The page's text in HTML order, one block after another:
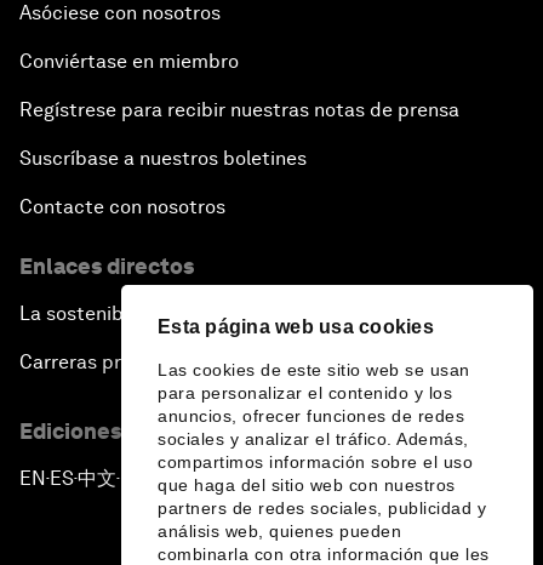
Esta página web usa cookies
Las cookies de este sitio web se usan
para personalizar el contenido y los
anuncios, ofrecer funciones de redes
sociales y analizar el tráfico. Además,
compartimos información sobre el uso
que haga del sitio web con nuestros
partners de redes sociales, publicidad y
análisis web, quienes pueden
combinarla con otra información que les
Asóciese con nosotros
Conviértase en miembro
Regístrese para recibir nuestras notas de prensa
Suscríbase a nuestros boletines
Contacte con nosotros
Enlaces directos
La sostenibilidad en el Foro
Carreras profesionales
Ediciones en otros idiomas
EN ▪ ES▪中文▪ 日本語